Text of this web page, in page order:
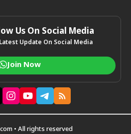
Us On Social Media
Update On Social Media
Join Now
• All rights reserved